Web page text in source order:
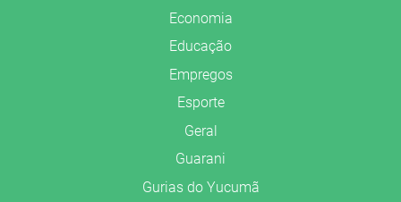
Economia
Educação
Empregos
Esporte
Geral
Guarani
Gurias do Yucumã